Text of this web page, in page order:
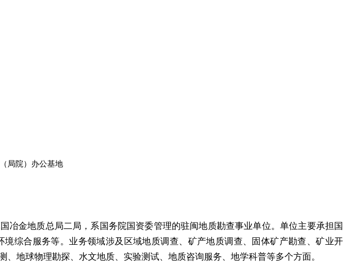
局院）办公基地
冶金地质总局二局，系国务院国资委管理的驻闽地质勘查事业单位。单位主要承担国
综合服务等。业务领域涉及区域地质调查、矿产地质调查、固体矿产勘查、矿业开
地球物理勘探、水文地质、实验测试、地质咨询服务、地学科普等多个方面。